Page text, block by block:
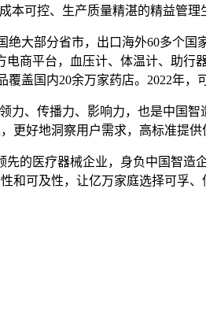
本可控、生产质量精湛的精益管理
部分省市，出口海外60多个国
商平台，血压计、体温计、助
盖国内20余万家药店。2022年，
传播力、影响力，也是中国智
好地洞察用户需求，高标准提
医疗器械企业，身负中国智造
和可及性，让亿万家庭选择可孚、